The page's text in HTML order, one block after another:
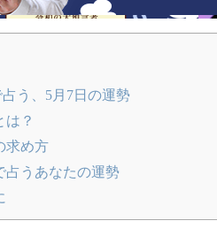
占う、5月7日の運勢
は？
求め方
占うあなたの運勢